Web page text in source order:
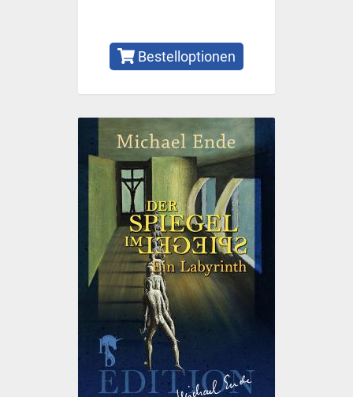
Bestelloptionen